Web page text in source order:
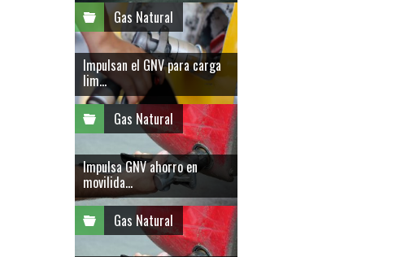
Gas Natural
Impulsan el GNV para carga
lim...
Gas Natural
Impulsa GNV ahorro en
movilida...
Gas Natural